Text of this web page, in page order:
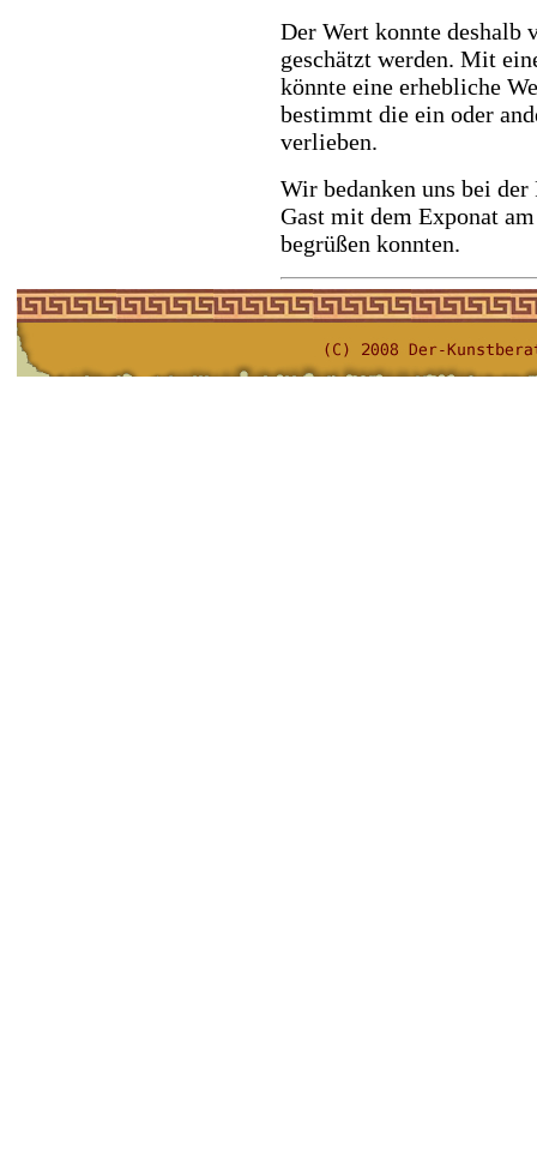
Der Wert konnte deshalb
geschätzt werden. Mit
könnte eine erhebliche
bestimmt die ein oder
verlieben.
Wir bedanken uns bei
Gast mit dem Exponat
begrüßen konnten.